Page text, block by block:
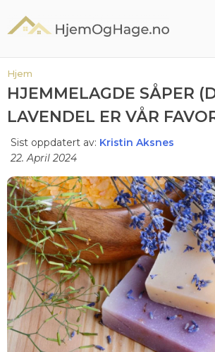
Hjem
HJEMMELAGDE SÅPER
LAVENDEL ER VÅR
Sist oppdatert av: Kristin Aksnes
22. April 2024